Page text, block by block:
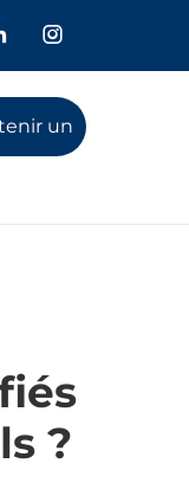
un
?